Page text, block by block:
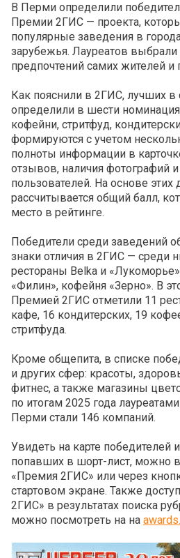
В Перми определили
Премии 2ГИС — проекта,
популярные заведения в
зарубежья. Лауреатов выбрали
предпочтений самих жителей и
Как пояснили в 2ГИС, лучших
определили в шести
кофейни, стритфуд,
формируются с учетом
полноты информации в
отзывов, наличия фотографий и
пользователей. На основе этих
рассчитывается общий балл,
место в рейтинге.
Победители среди заведений
знаки отличия в 2ГИС — среди
рестораны Belka и
«Филин», кофейня «Зерно». В
Премией 2ГИС отметили 11
кафе, 16 кондитерских, 19
стритфуда.
Кроме общепита, в списке
и других сфер: красоты,
фитнес, а также магазины
по итогам 2025 года
Перми стали 146 компаний.
Увидеть на карте победителей
попавших в шорт-лист, можно
«Премия 2ГИС» или через
стартовом экране. Также
2ГИС» в результатах поиска
можно посмотреть на на